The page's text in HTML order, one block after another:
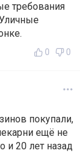
требования
0 0
покупали,
ещё не
и 20 лет назад